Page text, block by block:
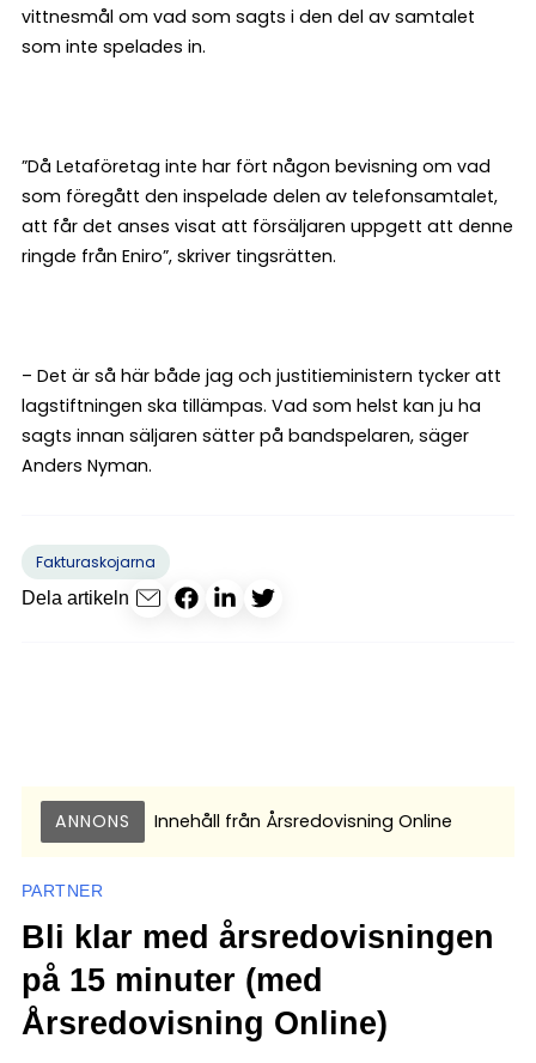
vittnesmål om vad som sagts i den del av samtalet
som inte spelades in.
”Då Letaföretag inte har fört någon bevisning om vad
som föregått den inspelade delen av telefonsamtalet,
att får det anses visat att försäljaren uppgett att denne
ringde från Eniro”, skriver tingsrätten.
– Det är så här både jag och justitieministern tycker att
lagstiftningen ska tillämpas. Vad som helst kan ju ha
sagts innan säljaren sätter på bandspelaren, säger
Anders Nyman.
Fakturaskojarna
Dela artikeln
ANNONS Innehåll från Årsredovisning Online
PARTNER
Bli klar med årsredovisningen
på 15 minuter (med
Årsredovisning Online)